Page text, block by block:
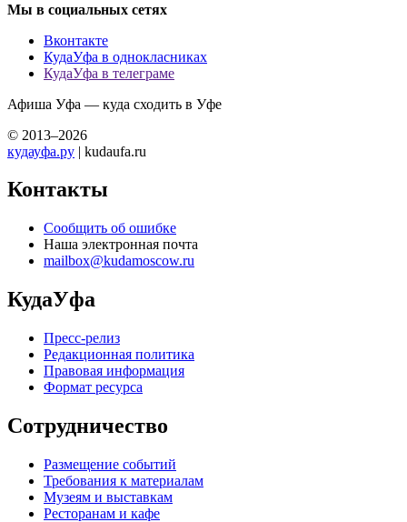
Мы в социальных сетях
Вконтакте
КудаУфа в однокласниках
КудаУфа в телеграме
Афиша Уфа — куда сходить в Уфе
© 2013–2026
кудауфа.ру | kudaufa.ru
Контакты
Сообщить об ошибке
Наша электронная почта
mailbox@kudamoscow.ru
КудаУфа
Пресс-релиз
Редакционная политика
Правовая информация
Формат ресурса
Сотрудничество
Размещение событий
Требования к материалам
Музеям и выставкам
Ресторанам и кафе